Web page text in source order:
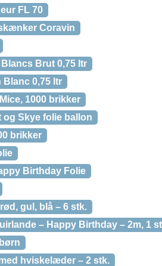
FL 70
Coravin
Brut 0,75 ltr
Blanc 0,75 ltr
1000 brikker
og Skye folie ballon
brikker
Birthday Folie
gul, blå – 6 stk.
– Happy Birthday – 2m, 1
hviskelæder – 2 stk.